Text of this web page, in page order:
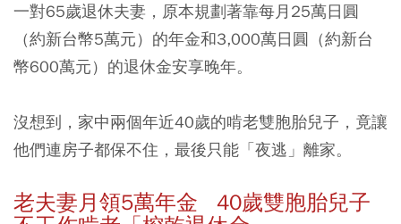
一對65歲退休夫妻，原本規劃著靠每月25萬日圓
（約新台幣5萬元）的年金和3,000萬日圓（約新台
幣600萬元）的退休金安享晚年。
沒想到，家中兩個年近40歲的啃老雙胞胎兒子，竟讓
他們連房子都保不住，最後只能「夜逃」離家。
老夫妻月領5萬年金 40歲雙胞胎兒子